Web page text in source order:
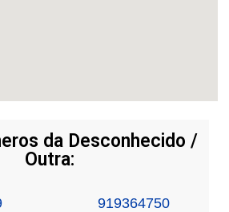
da Desconhecido /
Outra:
919364750